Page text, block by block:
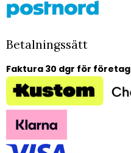
Betalningssätt
Faktura 30 dgr för företag